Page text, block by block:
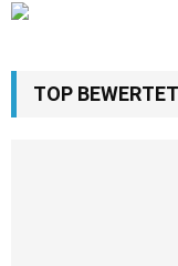
TOP BEWERTET